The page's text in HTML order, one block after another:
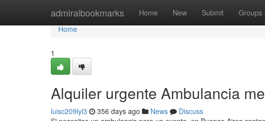
admiralbookmarks Home New Submit Groups
Home
Home
1
Alquiler urgente Ambulancia
luisc209lyl3 356 days ago News
Discuss